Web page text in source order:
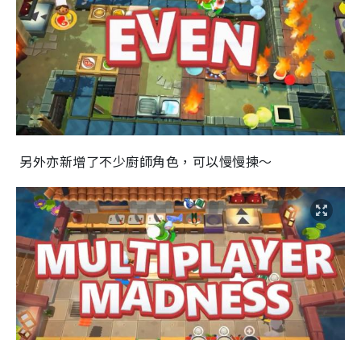
另外亦新增了不少廚師角色，可以慢慢揀～